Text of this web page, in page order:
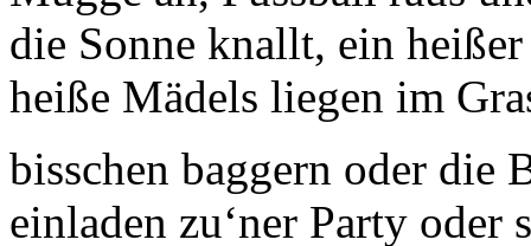
die Sonne knallt, ein
heiße Mädels liegen im
bisschen baggern oder die
einladen zu‘ner Party